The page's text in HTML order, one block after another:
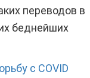
переводов в
беднейших
с COVID